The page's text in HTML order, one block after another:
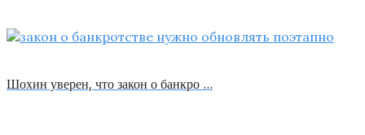
Шохин уверен, что закон о банкро …